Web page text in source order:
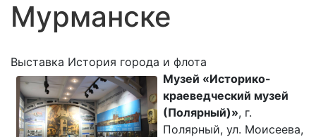
Мурманске
Выставка История города и флота
Музей «Историко-
краеведческий музей
(Полярный)», г.
Полярный, ул. Моисеева,